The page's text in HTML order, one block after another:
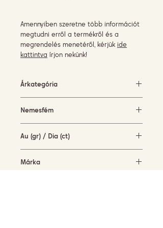
Amennyiben szeretne több információt
megtudni erről a termékről és a
megrendelés menetéről, kérjük ide
kattintva írjon nekünk!
Árkategória
Nemesfém
Au (gr) / Dia (ct)
Márka